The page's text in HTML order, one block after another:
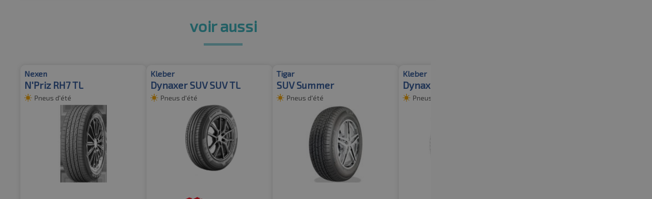
voir aussi
Nexen
N'Priz RH7 TL
Pneus d'été
Kleber
Dynaxer SUV SUV TL
Pneus d'été
Tigar
SUV Summer
Pneus d'été
Kleber
Dynaxer HP5 SUV TL
Pneus d'été